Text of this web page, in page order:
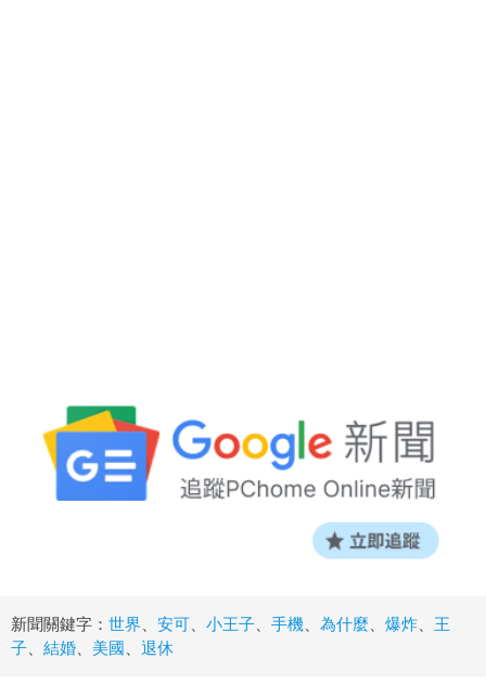
新聞關鍵字： 世界 安可 小王子 手機 為什麼 爆炸
王
子
結婚 美國 退休